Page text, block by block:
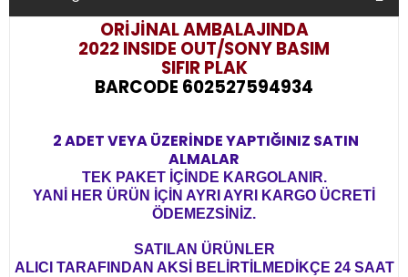
ORİJİNAL AMBALAJINDA
2022 INSIDE OUT/SONY BASIM
SIFIR PLAK
BARCODE 602527594934
2 ADET VEYA ÜZERİNDE YAPTIĞINIZ SATIN
ALMALAR
TEK PAKET İÇİNDE KARGOLANIR.
YANİ HER ÜRÜN İÇİN AYRI AYRI KARGO ÜCRETİ
ÖDEMEZSİNİZ.
SATILAN ÜRÜNLER
ALICI TARAFINDAN AKSİ BELİRTİLMEDİKÇE 24 SAAT